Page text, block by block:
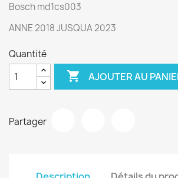
Bosch md1cs003
ANNE 2018 JUSQUA 2023
Quantité
 AJOUTER AU
Partager